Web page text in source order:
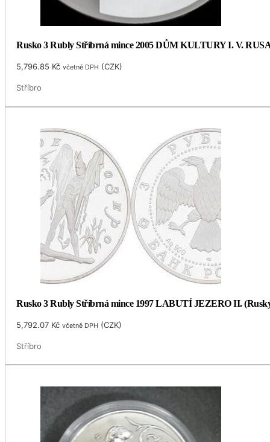
Rusko 3 Rubly Stříbrná mince 2005 DŮM KULTURY I. V.
5,796.85 Kč včetně DPH (CZK)
Stříbro
Rusko 3 Rubly Stříbrná mince 1997 LABUTÍ JEZERO II.
5,792.07 Kč včetně DPH (CZK)
Stříbro